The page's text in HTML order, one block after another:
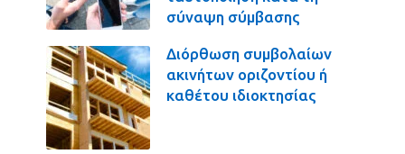
σύναψη σύμβασης
Διόρθωση συμβολαίων
ακινήτων οριζοντίου ή
καθέτου ιδιοκτησίας